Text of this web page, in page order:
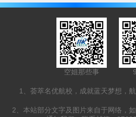
空姐那些事
1、荟萃名优航校，成就蓝天梦想，
2、本站部分文字及图片来自于网络，